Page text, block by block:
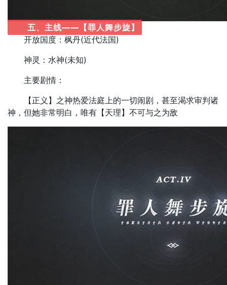
五、主线——【罪人舞步旋】
开放国度：枫丹(近代法国)
神灵：水神(未知)
主要剧情：
【正义】之神热爱法庭上的一切闹剧，甚至渴求审判诸
神，但她非常明白，唯有【天理】不可与之为敌